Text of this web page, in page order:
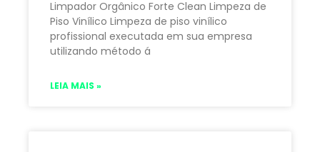
Limpador Orgânico Forte Clean Limpeza de
Piso Vinílico Limpeza de piso vinílico
profissional executada em sua empresa
utilizando método á
LEIA MAIS »